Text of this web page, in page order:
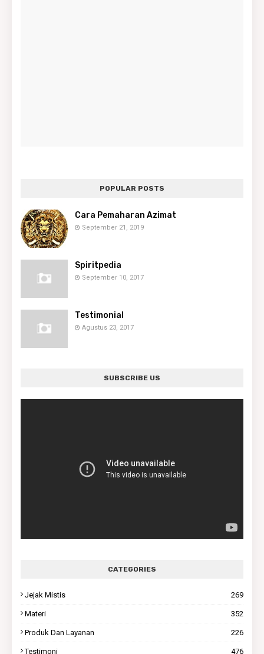
POPULAR POSTS
Cara Pemaharan Azimat
September 21, 2019
Spiritpedia
September 10, 2017
Testimonial
Agustus 23, 2017
SUBSCRIBE US
CATEGORIES
Jejak Mistis 269
Materi 352
Produk Dan Layanan 226
Testimoni 476